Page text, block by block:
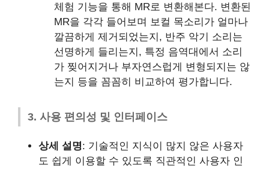
체험 기능을 통해 MR로 변환해본다. 변환된
MR을 각각 들어보며 보컬 목소리가 얼마나
깔끔하게 제거되었는지, 반주 악기 소리는
선명하게 들리는지, 특정 음역대에서 소리
가 찢어지거나 부자연스럽게 변형되지는 않
는지 등을 꼼꼼히 비교하여 평가합니다.
3. 사용 편의성 및 인터페이스
상세 설명: 기술적인 지식이 많지 않은 사용자
도 쉽게 이용할 수 있도록 직관적인 사용자 인